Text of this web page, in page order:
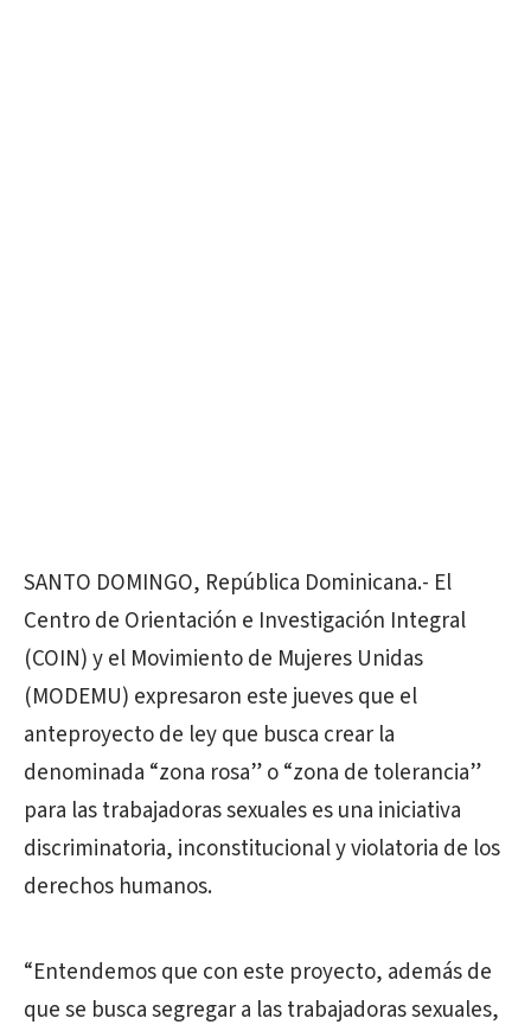
SANTO DOMINGO, República Dominicana.- El
Centro de Orientación e Investigación Integral
(COIN) y el Movimiento de Mujeres Unidas
(MODEMU) expresaron este jueves que el
anteproyecto de ley que busca crear la
denominada “zona rosa” o “zona de tolerancia”
para las trabajadoras sexuales es una iniciativa
discriminatoria, inconstitucional y violatoria de los
derechos humanos.
“Entendemos que con este proyecto, además de
que se busca segregar a las trabajadoras sexuales,